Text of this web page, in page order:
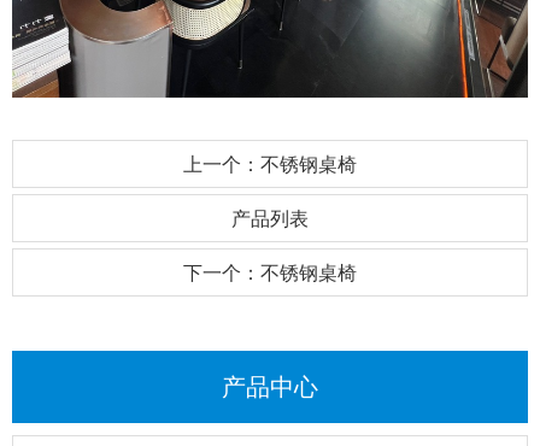
上一个：不锈钢桌椅
产品列表
下一个：不锈钢桌椅
产品中心